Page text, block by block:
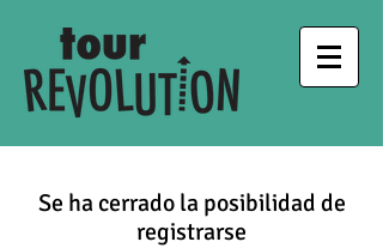
Se ha cerrado la posibilidad de
registrarse